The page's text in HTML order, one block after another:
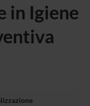
in Igiene